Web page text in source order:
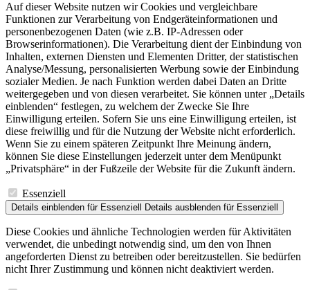
Auf dieser Website nutzen wir Cookies und vergleichbare
Funktionen zur Verarbeitung von Endgeräteinformationen und
personenbezogenen Daten (wie z.B. IP-Adressen oder
Browserinformationen). Die Verarbeitung dient der Einbindung von
Inhalten, externen Diensten und Elementen Dritter, der statistischen
Analyse/Messung, personalisierten Werbung sowie der Einbindung
sozialer Medien. Je nach Funktion werden dabei Daten an Dritte
weitergegeben und von diesen verarbeitet. Sie können unter „Details
einblenden“ festlegen, zu welchem der Zwecke Sie Ihre
Einwilligung erteilen. Sofern Sie uns eine Einwilligung erteilen, ist
diese freiwillig und für die Nutzung der Website nicht erforderlich.
Wenn Sie zu einem späteren Zeitpunkt Ihre Meinung ändern,
können Sie diese Einstellungen jederzeit unter dem Menüpunkt
„Privatsphäre“ in der Fußzeile der Website für die Zukunft ändern.
Essenziell
Details einblenden für Essenziell Details ausblenden für Essenziell
Diese Cookies und ähnliche Technologien werden für Aktivitäten
verwendet, die unbedingt notwendig sind, um den von Ihnen
angeforderten Dienst zu betreiben oder bereitzustellen. Sie bedürfen
nicht Ihrer Zustimmung und können nicht deaktiviert werden.